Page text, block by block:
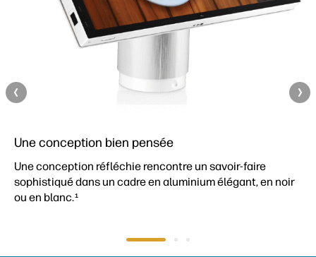
Une conception bien pensée
Une conception réfléchie rencontre un savoir-faire
sophistiqué dans un cadre en aluminium élégant, en noir
ou en blanc.1